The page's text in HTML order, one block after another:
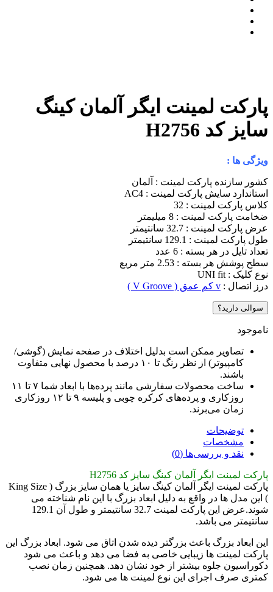
پارکت لمینت ایگر آلمان کینگ
سایز کد H2756
ویژگی ها :
کشور سازنده پارکت لمینت : آلمان
استاندارد سایش پارکت لمینت : AC4
کلاس پارکت لمینت : 32
ضخامت پارکت لمینت : 8 میلیمتر
عرض پارکت لمینت : 32.7 سانتیمتر
طول پارکت لمینت : 129.1 سانتیمتر
تعداد تایل در هر بسته : 6 عدد
سطح پوشش هر بسته : 2.53 متر مربع
نوع کلیک : UNI fit
درز اتصال : v کم عمق ( V Groove )
سوالی دارید؟
ناموجود
تصاویر ممکن است بدلیل اختلاف در صفحه نمایش (گوشی/
کامپیوتر) از نظر رنگ تا ۱۰ درصد با محصول نهایی متفاوت
باشند.
ساخت محصولات سفارشی مانند پرده‌ها با ابعاد شما ۷ تا ۱۱
روزکاری و پرده‌های کرکره چوبی و پلیسه ۹ تا ۱۲ روزکاری
زمان می‌برند.
توضیحات
مشخصات
نقد و بررسی‌ها (0)
پارکت لمینت ایگر آلمان کینگ سایز کد H2756
پارکت لمینت ایگر آلمان کینگ سایز یا همان سایز بزرگ ( King Size
) این مدل ها در واقع به دلیل ابعاد بزرگ با این نام شناخته می
شوند.عرض این پارکت لمینت 32.7 سانتیمتر و طول آن 129.1
سانتیمتر می باشد.
این ابعاد بزرگ باعث بزرگتر دیده شدن اتاق می شود. ابعاد بزرگ این
پارکت لمینت ها زیبایی خاصی به فضا می دهد و باعث می شود
دکوراسیون جلوه بیشتر از خود نشان دهد. همچنین زمان نصب
کمتری صرف اجرای این نوع لمینت ها می شود.